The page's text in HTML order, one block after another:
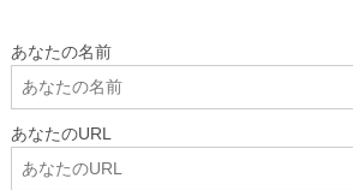
あなたの名前
あなたのURL